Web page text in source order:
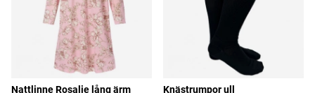
Nattlinne Rosalie lång ärm Knästrumpor ull